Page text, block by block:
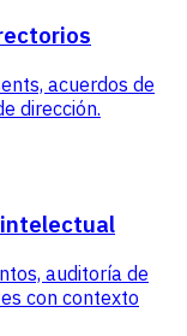
acuerdos de
dirección.
auditoría de
con contexto